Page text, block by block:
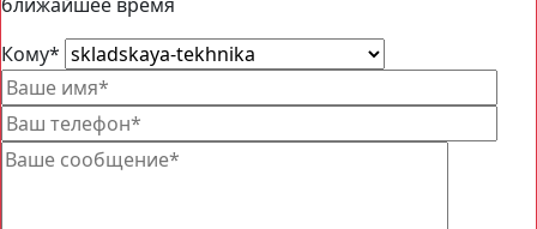
Кому*